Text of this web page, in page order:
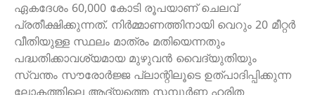
ഏകദേശം 60,000 കോടി രൂപയാണ് ചെലവ്
പ്രതീക്ഷിക്കുന്നത്. നിർമ്മാണത്തിനായി വെറും 20 മീറ്റർ
വീതിയുള്ള സ്ഥലം മാത്രം മതിയെന്നതും
പദ്ധതിക്കാവശ്യമായ മുഴുവൻ വൈദ്യുതിയും
സ്വന്തം സൗരോർജ്ജ പ്ലാന്റിലൂടെ ഉത്പാദിപ്പിക്കുന്ന